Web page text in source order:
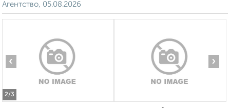
Агентство, 05.08.2026
2/3
‹ ›